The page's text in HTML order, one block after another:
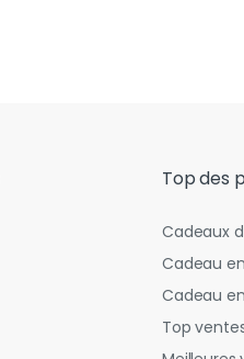
Top des
Cadeaux
Cadeau
Cadeau
Top